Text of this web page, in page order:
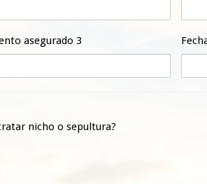
asegurado 3
nicho o sepultura?